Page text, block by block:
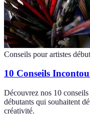
Conseils pour artistes
10 Conseils
Découvrez nos 10
débutants qui souhaitent
créativité.